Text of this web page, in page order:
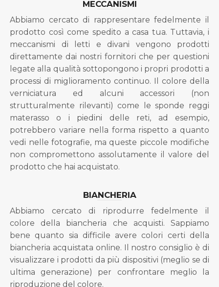
MECCANISMI
Abbiamo cercato di rappresentare fedelmente il
prodotto così come spedito a casa tua. Tuttavia, i
meccanismi di letti e divani vengono prodotti
direttamente dai nostri fornitori che per questioni
legate alla qualità sottopongono i propri prodotti a
processi di miglioramento continuo. Il colore della
verniciatura ed alcuni accessori (non
strutturalmente rilevanti) come le sponde reggi
materasso o i piedini delle reti, ad esempio,
potrebbero variare nella forma rispetto a quanto
vedi nelle fotografie, ma queste piccole modifiche
non compromettono assolutamente il valore del
prodotto che hai acquistato.
BIANCHERIA
Abbiamo cercato di riprodurre fedelmente il
colore della biancheria che acquisti. Sappiamo
bene quanto sia difficile avere colori certi della
biancheria acquistata online. Il nostro consiglio è di
visualizzare i prodotti da più dispositivi (meglio se di
ultima generazione) per confrontare meglio la
riproduzione del colore.